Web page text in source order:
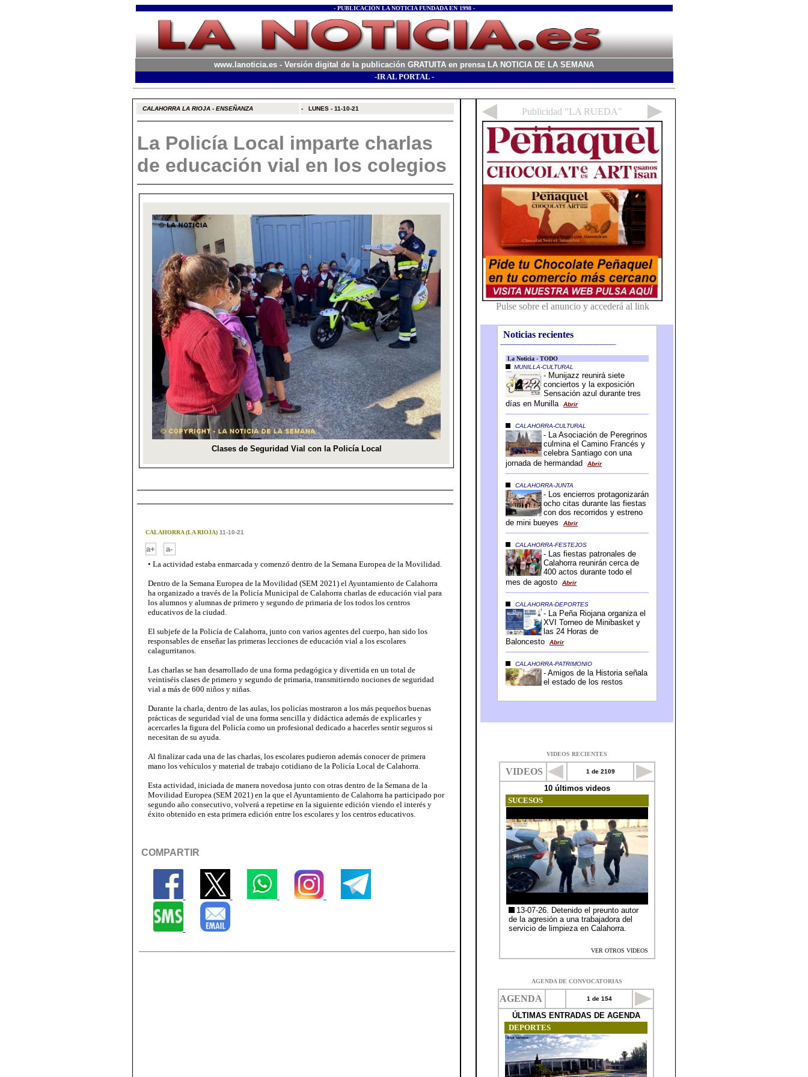
- PUBLICACIÓN LA NOTICIA FUNDADA EN 1998 -
www.lanoticia.es - Versión digital de la publicación GRATUITA en prensa LA NOTICIA DE LA SEMANA
-IR AL PORTAL -
CALAHORRA LA RIOJA - ENSEÑANZA - LUNES - 11-10-21
La Policía Local imparte charlas
de educación vial en los colegios
CALAHORRA (LA RIOJA)11-10-21
a+
a-
• La actividad estaba enmarcada y comenzó dentro de la Semana Europea de la Movilidad.
Dentro de la Semana Europea de la Movilidad (SEM 2021) el Ayuntamiento de Calahorra
ha organizado a través de la Policía Municipal de Calahorra charlas de educación vial para
los alumnos y alumnas de primero y segundo de primaria de los todos los centros
educativos de la ciudad.
El subjefe de la Policía de Calahorra, junto con varios agentes del cuerpo, han sido los
responsables de enseñar las primeras lecciones de educación vial a los escolares
calagurritanos.
Las charlas se han desarrollado de una forma pedagógica y divertida en un total de
veintiséis clases de primero y segundo de primaria, transmitiendo nociones de seguridad
vial a más de 600 niños y niñas.
Durante la charla, dentro de las aulas, los policías mostraron a los más pequeños buenas
prácticas de seguridad vial de una forma sencilla y didáctica además de explicarles y
acercarles la figura del Policía como un profesional dedicado a hacerles sentir seguros si
necesitan de su ayuda.
Al finalizar cada una de las charlas, los escolares pudieron además conocer de primera
mano los vehículos y material de trabajo cotidiano de la Policía Local de Calahorra.
Esta actividad, iniciada de manera novedosa junto con otras dentro de la Semana de la
Movilidad Europea (SEM 2021) en la que el Ayuntamiento de Calahorra ha participado por
segundo año consecutivo, volverá a repetirse en la siguiente edición viendo el interés y
éxito obtenido en esta primera edición entre los escolares y los centros educativos.
COMPARTIR
Noticias recientes
-----------------------------------------------------------------
VIDEOS RECIENTES
AGENDA DE CONVOCATORIAS